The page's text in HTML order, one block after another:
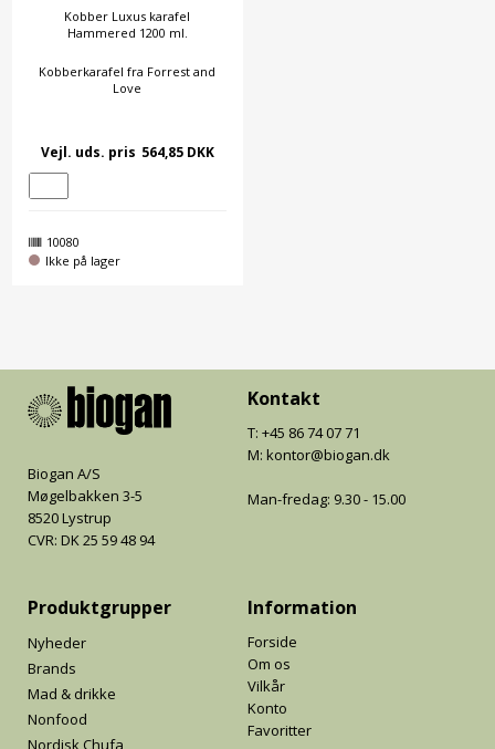
Kobber Luxus karafel
Hammered 1200 ml.
Kobberkarafel fra Forrest and
Love
Vejl. uds. pris 564,85 DKK
10080
Ikke på lager
Biogan A/S
Møgelbakken 3-5
8520 Lystrup
CVR: DK 25 59 48 94
Kontakt
T: +45 86 74 07 71
M: kontor@biogan.dk
Man-fredag: 9.30 - 15.00
Produktgrupper
Nyheder
Brands
Mad & drikke
Nonfood
Information
Forside
Om os
Vilkår
Konto
Favoritter